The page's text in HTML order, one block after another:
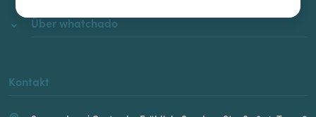
Über whatchado
Kontakt